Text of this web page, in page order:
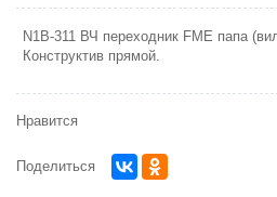
N1B-311 ВЧ переходник FME папа
Конструктив прямой.
Нравится
Поделиться